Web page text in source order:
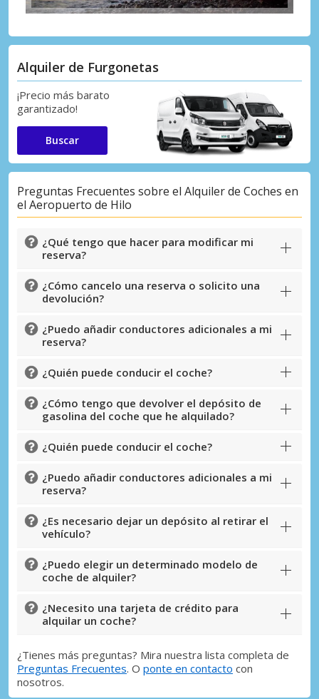
Alquiler de Furgonetas
¡Precio más barato
garantizado!
Buscar
Preguntas Frecuentes sobre el Alquiler de Coches en
el Aeropuerto de Hilo
¿Qué tengo que hacer para modificar mi
reserva?
¿Cómo cancelo una reserva o solicito una
devolución?
¿Puedo añadir conductores adicionales a mi
reserva?
¿Quién puede conducir el coche?
¿Cómo tengo que devolver el depósito de
gasolina del coche que he alquilado?
¿Quién puede conducir el coche?
¿Puedo añadir conductores adicionales a mi
reserva?
¿Es necesario dejar un depósito al retirar el
vehículo?
¿Puedo elegir un determinado modelo de
coche de alquiler?
¿Necesito una tarjeta de crédito para
alquilar un coche?
¿Tienes más preguntas? Mira nuestra lista completa de
Preguntas Frecuentes. O ponte en contacto con
nosotros.